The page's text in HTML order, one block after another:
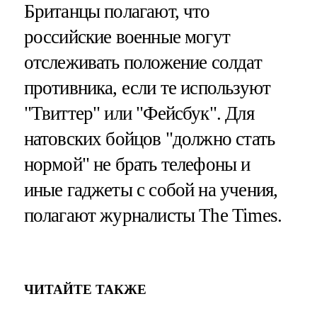
Британцы полагают, что
российские военные могут
отслеживать положение солдат
противника, если те используют
"Твиттер" или "Фейсбук". Для
натовских бойцов "должно стать
нормой" не брать телефоны и
иные гаджеты с собой на учения,
полагают журналисты The Times.
ЧИТАЙТЕ ТАКЖЕ